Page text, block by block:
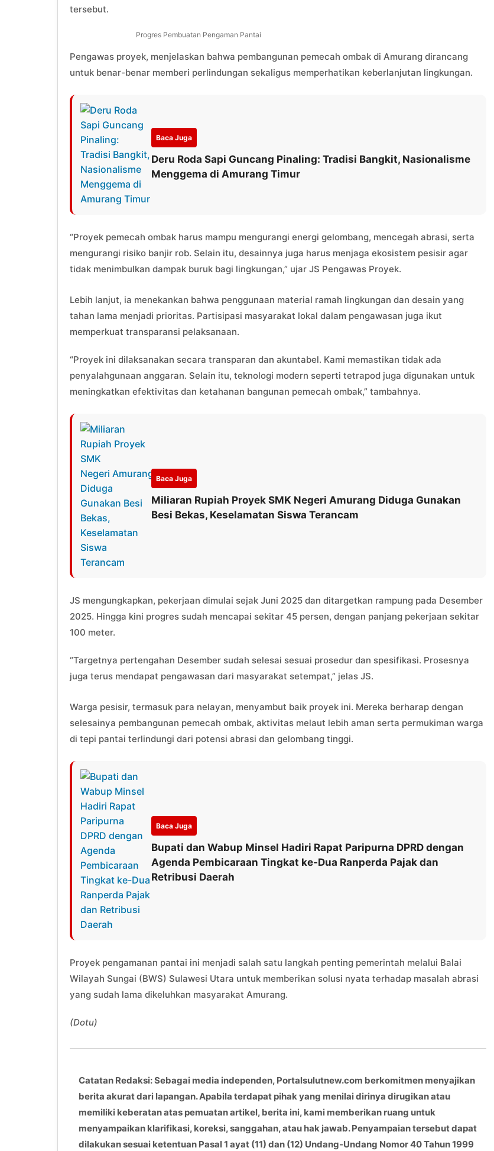
tersebut.
Progres Pembuatan Pengaman Pantai
Pengawas proyek, menjelaskan bahwa pembangunan pemecah ombak di Amurang dirancang
untuk benar-benar memberi perlindungan sekaligus memperhatikan keberlanjutan lingkungan.
Baca Juga
Deru Roda Sapi Guncang Pinaling: Tradisi Bangkit, Nasionalisme
Menggema di Amurang Timur
“Proyek pemecah ombak harus mampu mengurangi energi gelombang, mencegah abrasi, serta
mengurangi risiko banjir rob. Selain itu, desainnya juga harus menjaga ekosistem pesisir agar
tidak menimbulkan dampak buruk bagi lingkungan,” ujar JS Pengawas Proyek.
Lebih lanjut, ia menekankan bahwa penggunaan material ramah lingkungan dan desain yang
tahan lama menjadi prioritas. Partisipasi masyarakat lokal dalam pengawasan juga ikut
memperkuat transparansi pelaksanaan.
“Proyek ini dilaksanakan secara transparan dan akuntabel. Kami memastikan tidak ada
penyalahgunaan anggaran. Selain itu, teknologi modern seperti tetrapod juga digunakan untuk
meningkatkan efektivitas dan ketahanan bangunan pemecah ombak,” tambahnya.
Baca Juga
Miliaran Rupiah Proyek SMK Negeri Amurang Diduga Gunakan
Besi Bekas, Keselamatan Siswa Terancam
JS mengungkapkan, pekerjaan dimulai sejak Juni 2025 dan ditargetkan rampung pada Desember
2025. Hingga kini progres sudah mencapai sekitar 45 persen, dengan panjang pekerjaan sekitar
100 meter.
“Targetnya pertengahan Desember sudah selesai sesuai prosedur dan spesifikasi. Prosesnya
juga terus mendapat pengawasan dari masyarakat setempat,” jelas JS.
Warga pesisir, termasuk para nelayan, menyambut baik proyek ini. Mereka berharap dengan
selesainya pembangunan pemecah ombak, aktivitas melaut lebih aman serta permukiman warga
di tepi pantai terlindungi dari potensi abrasi dan gelombang tinggi.
Baca Juga
Bupati dan Wabup Minsel Hadiri Rapat Paripurna DPRD dengan
Agenda Pembicaraan Tingkat ke-Dua Ranperda Pajak dan
Retribusi Daerah
Proyek pengamanan pantai ini menjadi salah satu langkah penting pemerintah melalui Balai
Wilayah Sungai (BWS) Sulawesi Utara untuk memberikan solusi nyata terhadap masalah abrasi
yang sudah lama dikeluhkan masyarakat Amurang.
(Dotu)
Catatan Redaksi: Sebagai media independen, Portalsulutnew.com berkomitmen menyajikan
berita akurat dari lapangan. Apabila terdapat pihak yang menilai dirinya dirugikan atau
memiliki keberatan atas pemuatan artikel, berita ini, kami memberikan ruang untuk
menyampaikan klarifikasi, koreksi, sanggahan, atau hak jawab. Penyampaian tersebut dapat
dilakukan sesuai ketentuan Pasal 1 ayat (11) dan (12) Undang-Undang Nomor 40 Tahun 1999